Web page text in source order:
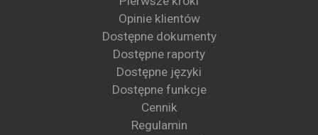
Opinie klientów
Dostępne dokumenty
Dostępne raporty
Dostępne języki
Dostępne funkcje
Cennik
Regulamin